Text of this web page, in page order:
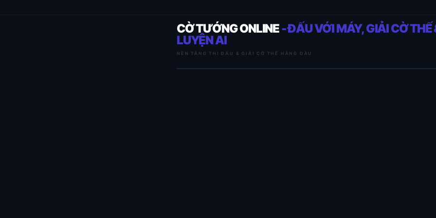
CỜ TƯỚNG ONLINE- ĐẤU VỚI MÁY, GIẢI CỜ THẾ
LUYỆN AI
NỀN TẢNG THI ĐẤU & GIẢI CỜ THẾ HÀNG ĐẦU